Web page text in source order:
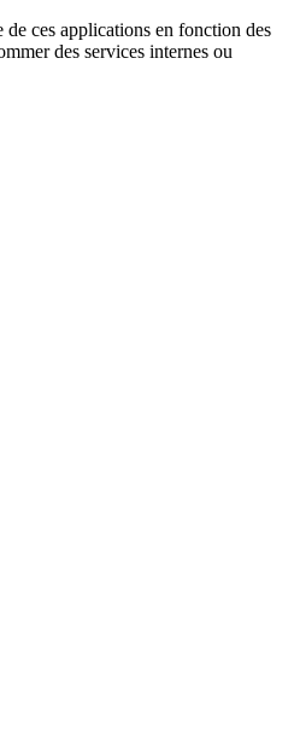
ces applications en fonction des
des services internes ou